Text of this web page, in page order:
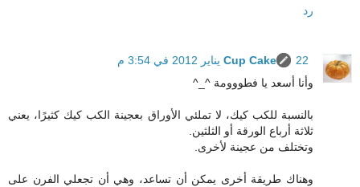
رد
Cup Cake
22 يناير 2012 في 3:54 م
وأنا أسعد يا فطووومة ^_^
بالنسبة للكب كيك، لا تملئي الأوراق بعجينة الكب كيك كثيرًا، يعني
ثلاثة أرباع الورقة أو الثلثين.
وتختلف من عجينة لأخرى.
وهناك طريقة أخرى يمكن أن تساعد، وهي أن تجعلي الفرن على